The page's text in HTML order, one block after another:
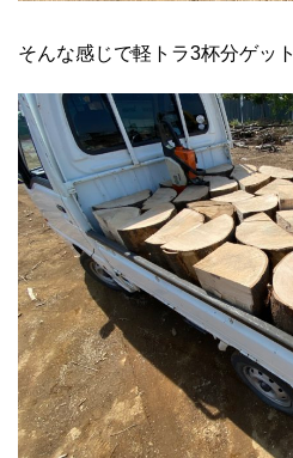
そんな感じで軽トラ3杯分ゲット